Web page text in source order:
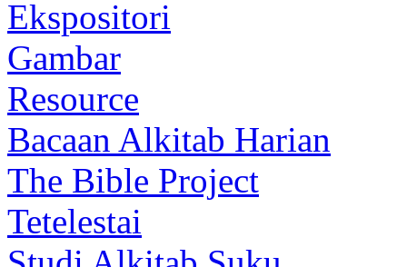
Ekspositori
Gambar
Resource
Bacaan Alkitab Harian
The Bible Project
Tetelestai